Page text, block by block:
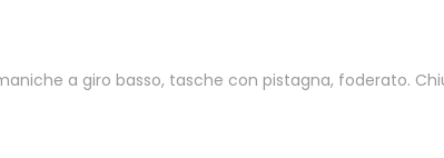
a giro basso, tasche con pistagna, foderato.